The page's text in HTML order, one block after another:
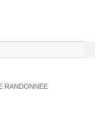
RANDONNÉE